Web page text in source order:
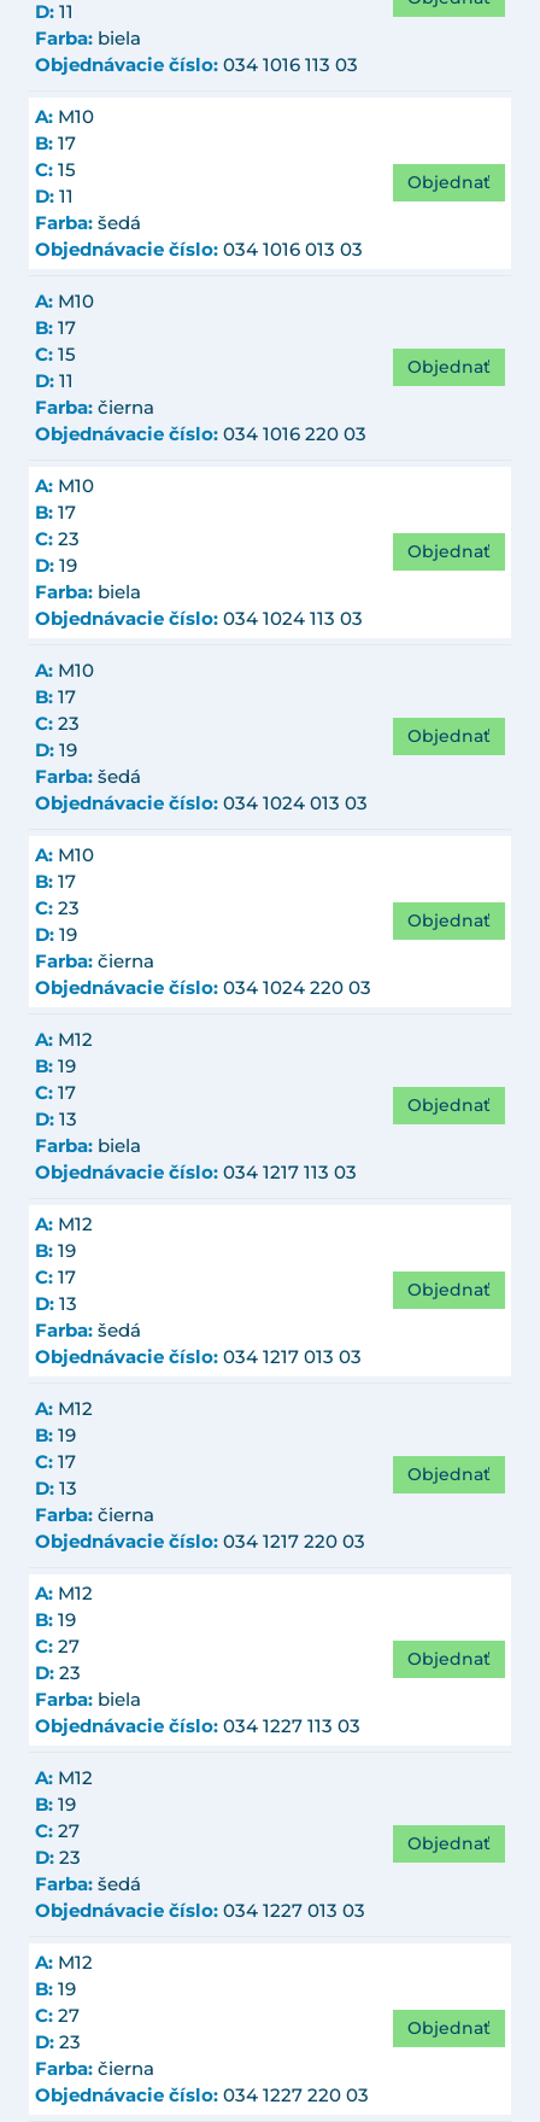
D: 11
Farba: biela
Objednávacie číslo: 034 1016 113 03
A: M10
B: 17
C: 15
D: 11
Farba: šedá
Objednávacie číslo: 034 1016 013 03
Objednať
A: M10
B: 17
C: 15
D: 11
Farba: čierna
Objednávacie číslo: 034 1016 220 03
Objednať
A: M10
B: 17
C: 23
D: 19
Farba: biela
Objednávacie číslo: 034 1024 113 03
Objednať
A: M10
B: 17
C: 23
D: 19
Farba: šedá
Objednávacie číslo: 034 1024 013 03
Objednať
A: M10
B: 17
C: 23
D: 19
Farba: čierna
Objednávacie číslo: 034 1024 220 03
Objednať
A: M12
B: 19
C: 17
D: 13
Farba: biela
Objednávacie číslo: 034 1217 113 03
Objednať
A: M12
B: 19
C: 17
D: 13
Farba: šedá
Objednávacie číslo: 034 1217 013 03
Objednať
A: M12
B: 19
C: 17
D: 13
Farba: čierna
Objednávacie číslo: 034 1217 220 03
Objednať
A: M12
B: 19
C: 27
D: 23
Farba: biela
Objednávacie číslo: 034 1227 113 03
Objednať
A: M12
B: 19
C: 27
D: 23
Farba: šedá
Objednávacie číslo: 034 1227 013 03
Objednať
A: M12
B: 19
C: 27
D: 23
Farba: čierna
Objednávacie číslo: 034 1227 220 03
Objednať